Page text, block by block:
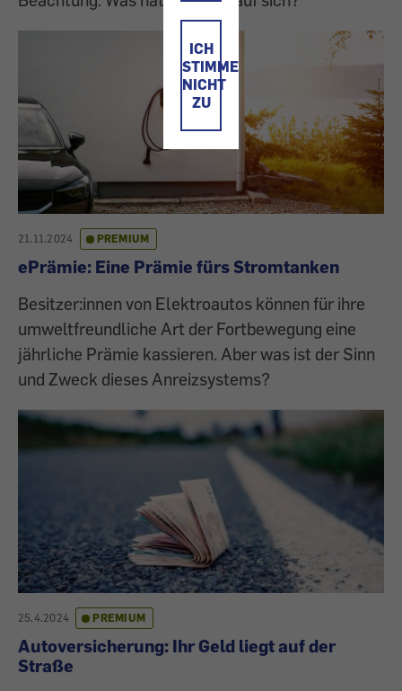
ICH
STIMME
NICHT
ZU
21.11.2024 PREMIUM
ePrämie: Eine Prämie fürs Stromtanken
Besitzer:innen von Elektroautos können für ihre
umweltfreundliche Art der Fortbewegung eine
jährliche Prämie kassieren. Aber was ist der Sinn
und Zweck dieses Anreizsystems?
25.4.2024 PREMIUM
Autoversicherung: Ihr Geld liegt auf der
Straße